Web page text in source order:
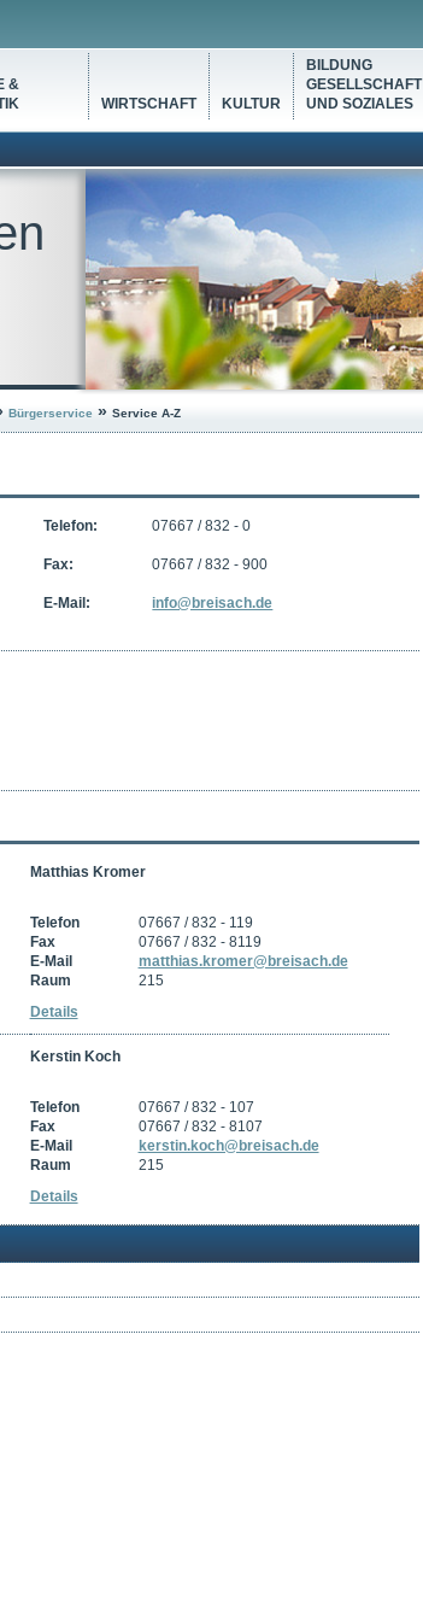
&
WIRTSCHAFT KULTUR
BILDUNG
GESELLSCHAFT
UND SOZIALES
Bürgerservice » Service A-Z
Telefon: 07667 / 832 - 0
Fax: 07667 / 832 - 900
E-Mail: info@breisach.de
Matthias Kromer
Telefon
07667 / 832 - 119
Fax
07667 / 832 - 8119
E-Mail
matthias.kromer@breisach.de
Raum
215
Details
Kerstin Koch
Telefon
07667 / 832 - 107
Fax
07667 / 832 - 8107
E-Mail
kerstin.koch@breisach.de
Raum
215
Details